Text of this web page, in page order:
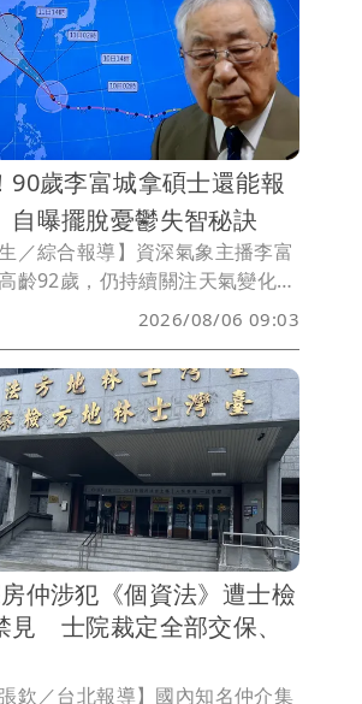
90歲李富城拿碩士還能報
曝擺脫憂鬱失智秘訣
生／綜合報導】資深氣象主播李富
齡92歲，仍持續關注天氣變化，
季期間也不時透過個人YouTube
颱風動態，專業見解依舊犀利。
享，自己兩年前曾擔心罹患失智
決定放下憂鬱、走進校園持續學
順利取得碩士學位。
2026/08/06 09:03
仲涉犯《個資法》遭士檢
見 士院裁定全部交保、
張欽／台北報導】國內知名仲介集